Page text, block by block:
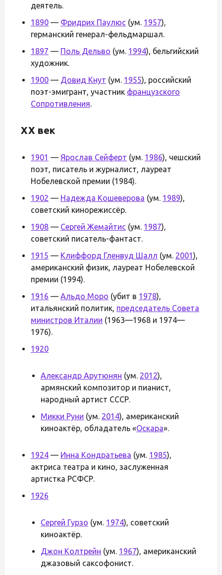
деятель.
1890 — Фридрих Паулюс (ум. 1957),
германский генерал-фельдмаршал.
1897 — Поль Дельво (ум. 1994), бельгийский
художник.
1900 — Довид Кнут (ум. 1955), российский
поэт-эмигрант, участник французского
Сопротивления.
XX век
1901 — Ярослав Сейферт (ум. 1986), чешский
поэт, писатель и журналист, лауреат
Нобелевской премии (1984).
1902 — Надежда Кошеверова (ум. 1989),
советский кинорежиссёр.
1908 — Сергей Жемайтис (ум. 1987),
советский писатель-фантаст.
1915 — Клиффорд Гленвуд Шалл (ум. 2001),
американский физик, лауреат Нобелевской
премии (1994).
1916 — Альдо Моро (убит в 1978),
итальянский политик, председатель Совета
министров Италии (1963—1968 и 1974—
1976).
1920
Александр Арутюнян (ум. 2012),
армянский композитор и пианист,
народный артист СССР.
Микки Руни (ум. 2014), американский
киноактёр, обладатель «Оскара».
1924 — Инна Кондратьева (ум. 1985),
актриса театра и кино, заслуженная
артистка РСФСР.
1926
Сергей Гурзо (ум. 1974), советский
киноактёр.
Джон Колтрейн (ум. 1967), американский
джазовый саксофонист.